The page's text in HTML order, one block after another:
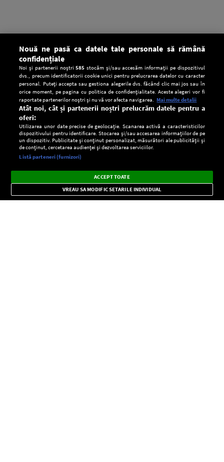
CONFIDENŢIALITATE
Setări:
Dark
Mode
Radio live, podcasturi, știri și alerte
importante.
×
Nouă ne pasă ca datele tale personale să rămână
confidențiale
Noi și partenerii noștri585 stocăm și/sau accesăm informații pe dispozitivul
dvs., precum identificatorii cookie unici pentru prelucrarea datelor cu caracter
personal. Puteți accepta sau gestiona alegerile dvs. făcând clic mai jos sau în
orice moment, pe pagina cu politica de confidențialitate. Aceste alegeri vor fi
raportate partenerilor noștri și nu vă vor afecta navigarea. Mai multe detalii
Atât noi, cât și partenerii noștri prelucrăm datele pentru a
oferi:
Utilizarea unor date precise de geolocație. Scanarea activă a caracteristicilor
dispozitivului pentru identificare. Stocarea și/sau accesarea informațiilor de pe
un dispozitiv. Publicitate și conținut personalizat, măsurători ale publicității și
de conținut, cercetarea audienței și dezvoltarea serviciilor.
Listă parteneri (furnizori)
ACCEPT TOATE
VREAU SA MODIFIC SETARILE INDIVIDUAL